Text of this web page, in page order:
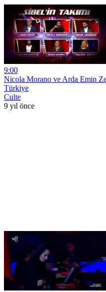
9:00
Nicola Morano ve Arda Emin
Türkiye
Culte
9 yıl önce